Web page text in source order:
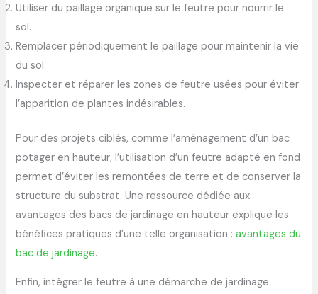
Utiliser du paillage organique sur le feutre pour nourrir le
sol.
Remplacer périodiquement le paillage pour maintenir la vie
du sol.
Inspecter et réparer les zones de feutre usées pour éviter
l’apparition de plantes indésirables.
Pour des projets ciblés, comme l’aménagement d’un bac
potager en hauteur, l’utilisation d’un feutre adapté en fond
permet d’éviter les remontées de terre et de conserver la
structure du substrat. Une ressource dédiée aux
avantages des bacs de jardinage en hauteur explique les
bénéfices pratiques d’une telle organisation :avantages du
bac de jardinage.
Enfin, intégrer le feutre à une démarche de jardinage